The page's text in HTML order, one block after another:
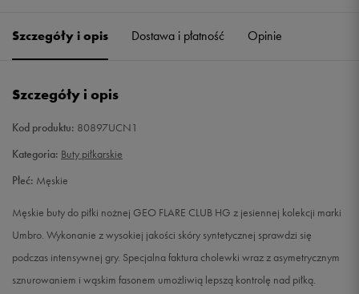
42,5 27 cm
43
44 28,5 cm Powiadom o dostępności
28,5 cm
Szczegóły i opis Dostawa i płatność Opinie
Szczegóły i opis
Kod produktu: 80897UCN1
Kategoria: Buty piłkarskie
Płeć: Męskie
Męskie buty do piłki nożnej GEO FLARE CLUB HG z jesiennej kolekcji marki
Umbro. Wykonanie z wysokiej jakości skóry syntetycznej sprawdzi się
podczas intensywnej gry. Specjalna faktura cholewki wraz z asymetrycznym
sznurowaniem i wąskim fasonem umożliwią lepszą kontrolę nad piłką.